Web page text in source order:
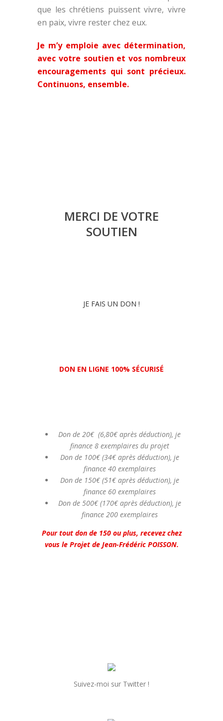
que les chrétiens puissent vivre, vivre
en paix, vivre rester chez eux.
Je m’y emploie avec détermination,
avec votre soutien et vos nombreux
encouragements qui sont précieux.
Continuons, ensemble.
MERCI DE VOTRE
SOUTIEN
JE FAIS UN DON !
DON EN LIGNE 100% SÉCURISÉ
Don de 20€ (6,80€ après déduction), je
finance 8 exemplaires du projet
Don de 100€ (34€ après déduction), je
finance 40 exemplaires
Don de 150€ (51€ après déduction), je
finance 60 exemplaires
Don de 500€ (170€ après déduction), je
finance 200 exemplaires
Pour tout don de 150 ou plus, recevez chez
vous le Projet de Jean-Frédéric POISSON.
Suivez-moi sur Twitter !